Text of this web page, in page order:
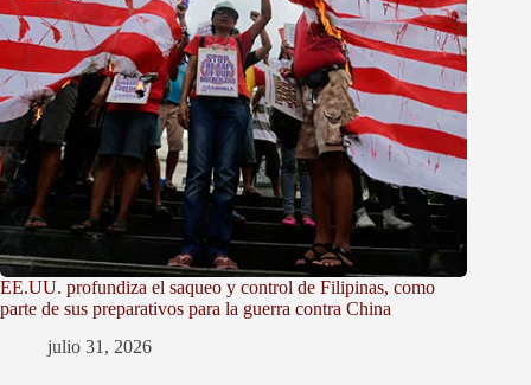
EE.UU. profundiza el saqueo y control de Filipinas, como
parte de sus preparativos para la guerra contra China
julio 31, 2026